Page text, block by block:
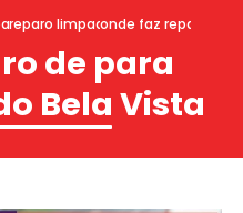
brisas
reparo limpador para brisas fusca
onde faz reparo de
de para
Bela Vista